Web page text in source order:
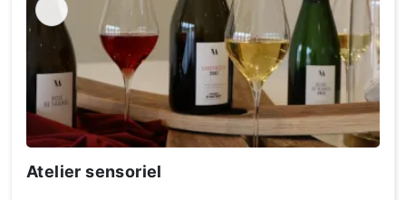
Atelier sensoriel